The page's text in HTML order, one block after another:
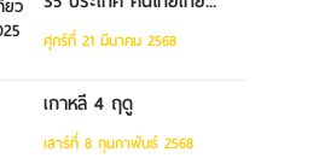
ศุกร์ที่ 21 มีนาคม 2568
เกาหลี 4 ฤดู
เสาร์ที่ 8 กุมภาพันธ์ 2568